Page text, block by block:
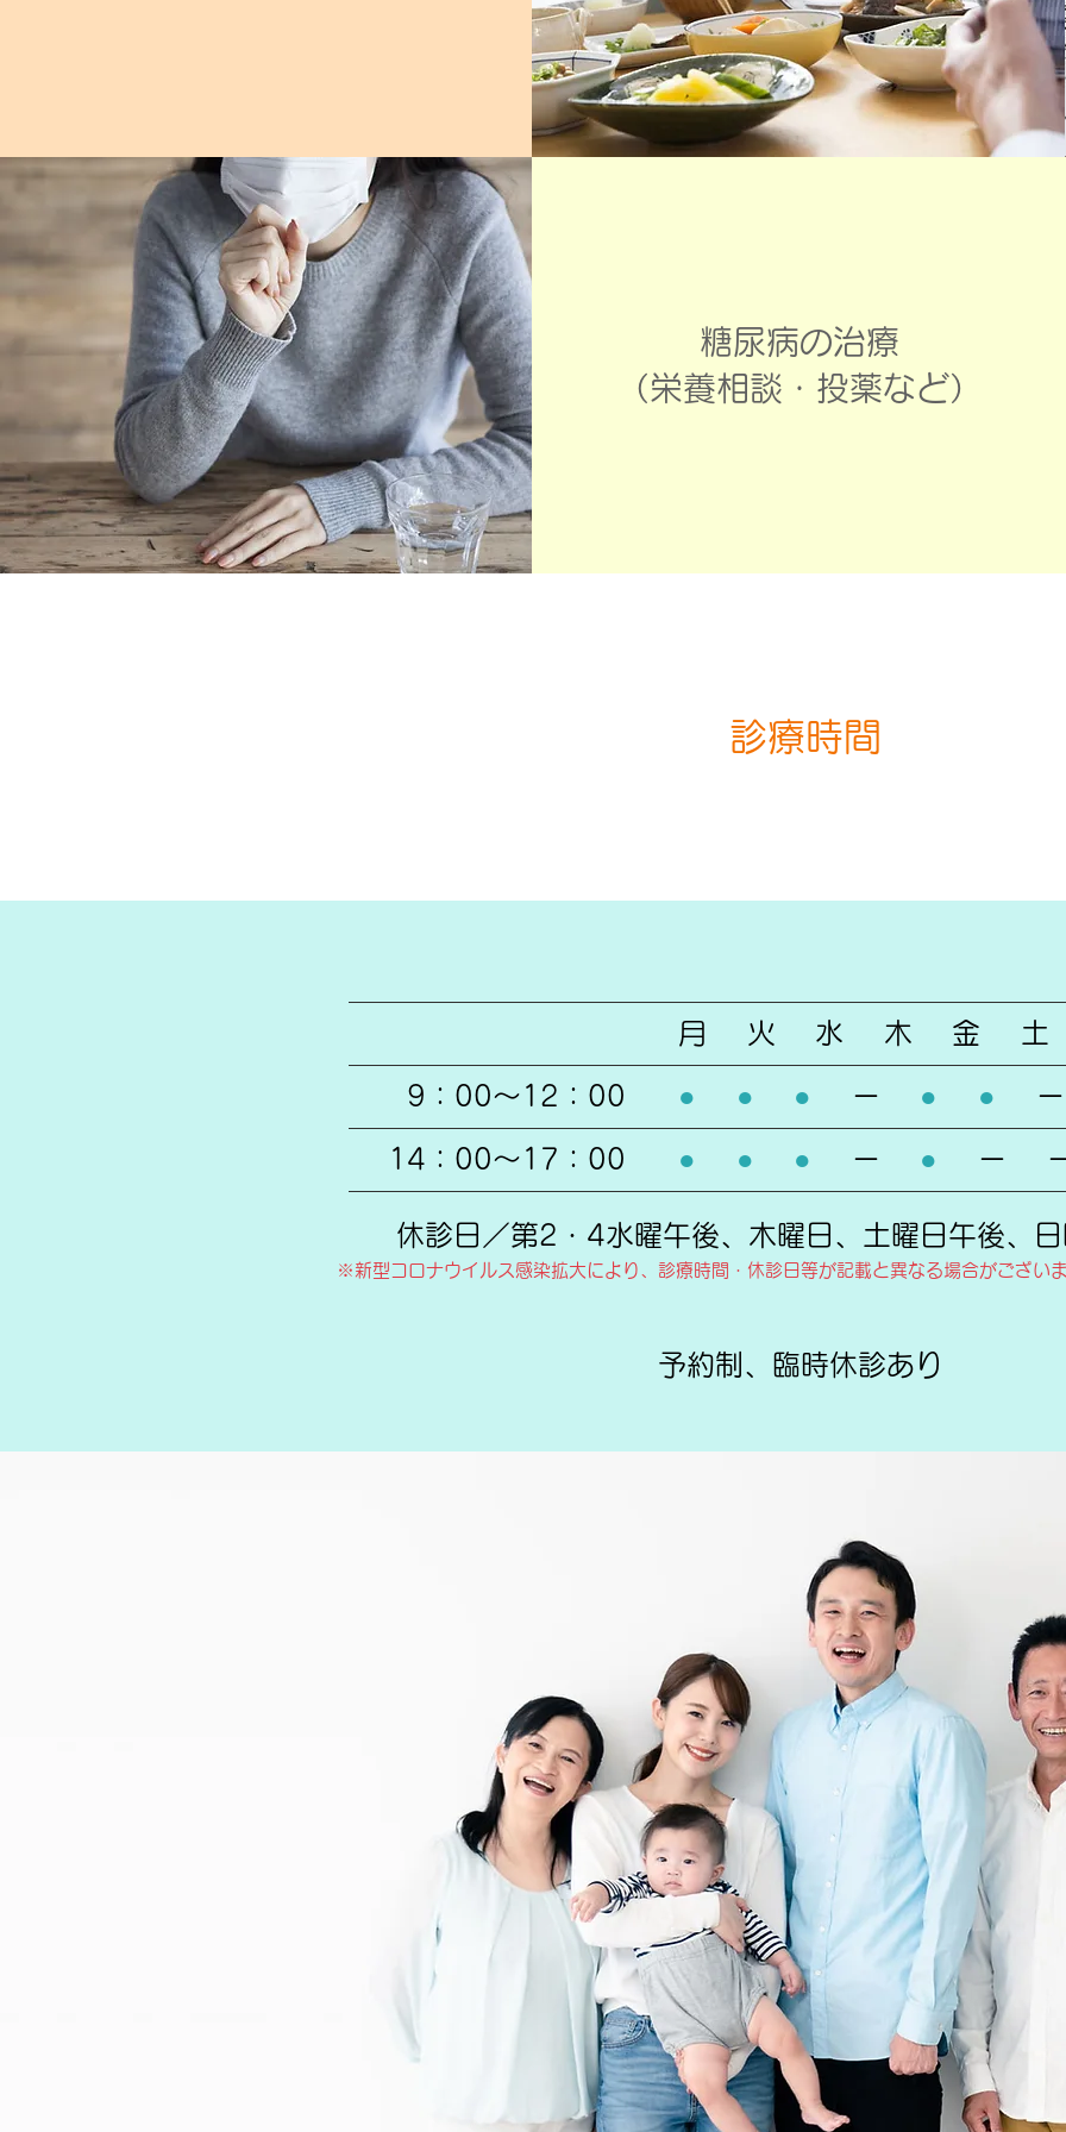
糖尿病の治療
（栄養相談・投薬など）
診療時間
月 火 水 木 金
9：00～12：00 ● ● ● ー ● ●
14：00～17：00 ● ● ● ー ● ー
休診日／第2・4水曜午後、木曜日、土曜日午後、
※新型コロナウイルス感染拡大により、診療時間・休診日等が記載と異なる場合がござい
予約制、臨時休診あり